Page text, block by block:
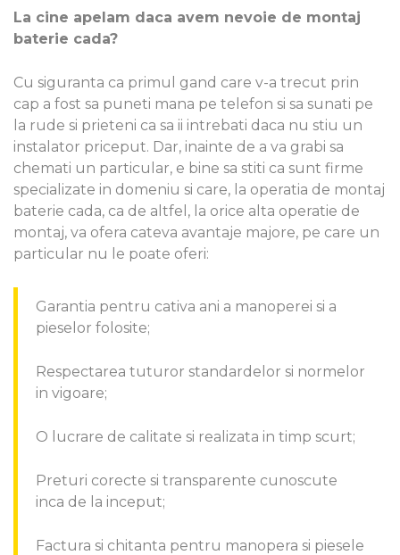
La cine apelam daca avem nevoie de montaj
baterie cada?
Cu siguranta ca primul gand care v-a trecut prin
cap a fost sa puneti mana pe telefon si sa sunati pe
la rude si prieteni ca sa ii intrebati daca nu stiu un
instalator priceput. Dar, inainte de a va grabi sa
chemati un particular, e bine sa stiti ca sunt firme
specializate in domeniu si care, la operatia de montaj
baterie cada, ca de altfel, la orice alta operatie de
montaj, va ofera cateva avantaje majore, pe care un
particular nu le poate oferi:
Garantia pentru cativa ani a manoperei si a
pieselor folosite;
Respectarea tuturor standardelor si normelor
in vigoare;
O lucrare de calitate si realizata in timp scurt;
Preturi corecte si transparente cunoscute
inca de la inceput;
Factura si chitanta pentru manopera si piesele